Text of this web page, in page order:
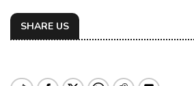
SHARE US